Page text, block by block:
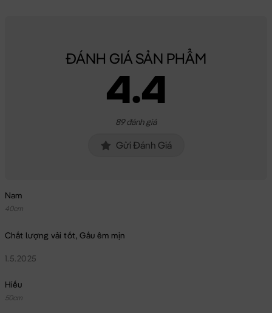
ĐÁNH GIÁ SẢN PHẨM
4.4
89 đánh giá
Gửi Đánh Giá
Nam
40cm
Chất lượng vải tốt, Gấu êm mịn
1.5.2025
Hiếu
50cm